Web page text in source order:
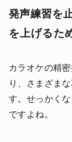
発声練習を
を上げるた
カラオケの精
り、さまざま
す。せっかく
ですよね。